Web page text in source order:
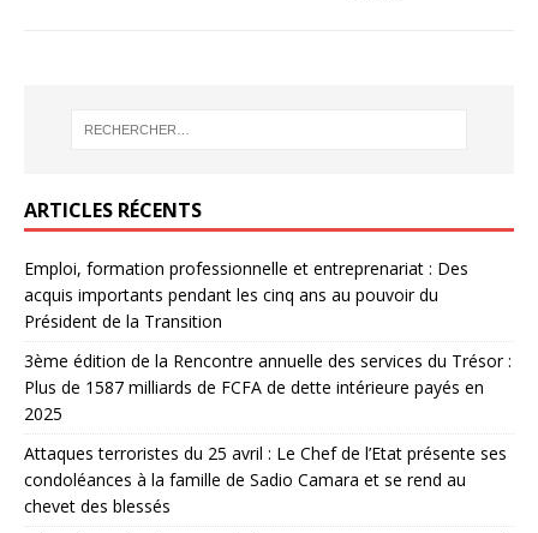
ARTICLES RÉCENTS
Emploi, formation professionnelle et entreprenariat : Des
acquis importants pendant les cinq ans au pouvoir du
Président de la Transition
3ème édition de la Rencontre annuelle des services du Trésor :
Plus de 1587 milliards de FCFA de dette intérieure payés en
2025
Attaques terroristes du 25 avril : Le Chef de l’Etat présente ses
condoléances à la famille de Sadio Camara et se rend au
chevet des blessés